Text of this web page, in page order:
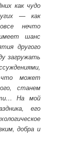
как чудо
— как
нечто
шанс
другого
загружать
что может
станем
На мой
его
добра и